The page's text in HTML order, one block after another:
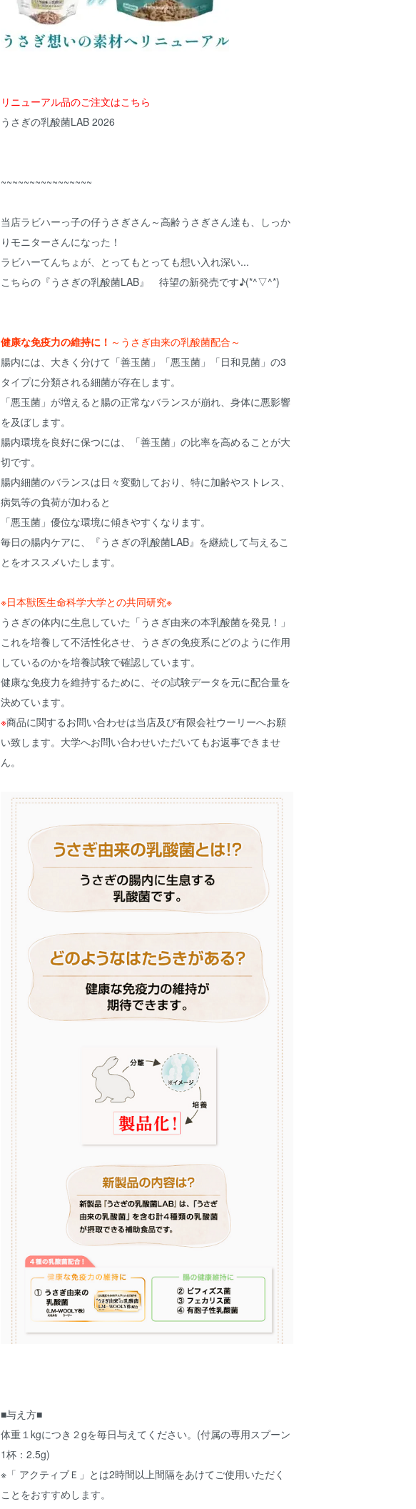
リニューアル品のご注文はこちら
うさぎの乳酸菌LAB 2026
~~~~~~~~~~~~~~~~
当店ラビハーっ子の仔うさぎさん～高齢うさぎさん達も、しっか
りモニターさんになった！
ラビハーてんちょが、とってもとっても想い入れ深い...
こちらの『うさぎの乳酸菌LAB』 待望の新発売です♪(*^▽^*)
健康な免疫力の維持に！ ～うさぎ由来の乳酸菌配合～
腸内には、大きく分けて「善玉菌」「悪玉菌」「日和見菌」の3
タイプに分類される細菌が存在します。
「悪玉菌」が増えると腸の正常なバランスが崩れ、身体に悪影響
を及ぼします。
腸内環境を良好に保つには、「善玉菌」の比率を高めることが大
切です。
腸内細菌のバランスは日々変動しており、特に加齢やストレス、
病気等の負荷が加わると
「悪玉菌」優位な環境に傾きやすくなります。
毎日の腸内ケアに、『うさぎの乳酸菌LAB』を継続して与えるこ
とをオススメいたします。
※日本獣医生命科学大学との共同研究※
うさぎの体内に生息していた「うさぎ由来の本乳酸菌を発見！」
これを培養して不活性化させ、うさぎの免疫系にどのように作用
しているのかを培養試験で確認しています。
健康な免疫力を維持するために、その試験データを元に配合量を
決めています。
※商品に関するお問い合わせは当店及び有限会社ウーリーへお願
い致します。大学へお問い合わせいただいてもお返事できませ
ん。
■与え方■
体重１kgにつき２gを毎日与えてください。(付属の専用スプーン
1杯：2.5g)
※「 アクティブＥ」とは2時間以上間隔をあけてご使用いただく
ことをおすすめします。